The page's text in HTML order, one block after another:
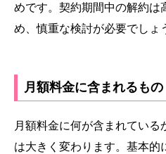
めです。契約期間中の解約は
め、慎重な検討が必要でしょ
月額料金に含まれるもの
月額料金に何が含まれてい
は大きく変わります。基本的